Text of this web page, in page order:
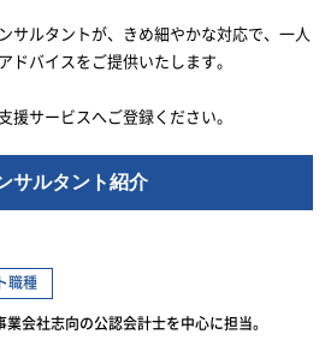
サルタントが、きめ細やかな対応で、一人
ドバイスをご提供いたします。
援サービスへご登録ください。
サルタント紹介
職種
業会社志向の公認会計士を中心に担当。